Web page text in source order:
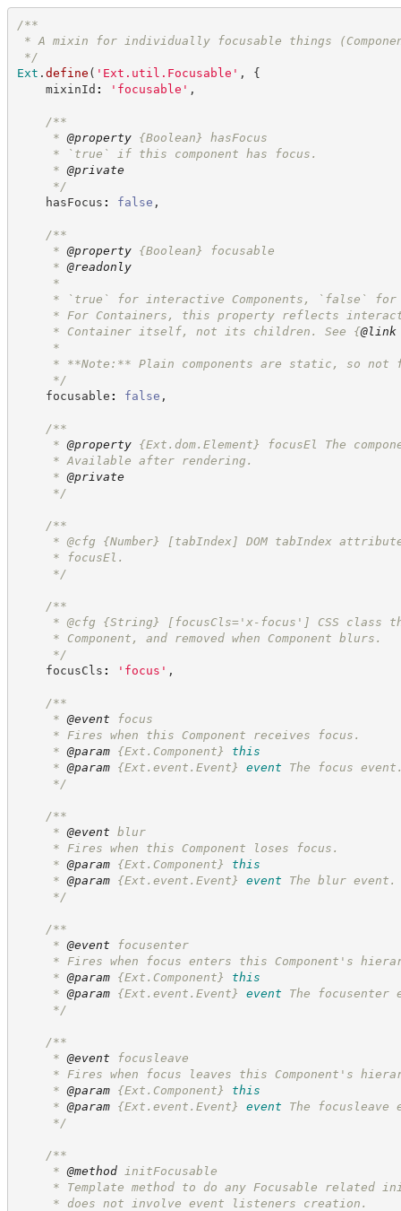
/**
* A mixin for individually focusable things
*/
Ext . define ( ' Ext.util.Focusable ' ,
{
mixinId : ' focusable ' ,
/**
* @property {Boolean}
hasFocus
* `true` if this component has focus.
* @private
*/
hasFocus : false ,
/**
* @property {Boolean}
focusable
* @readonly
*
* `true` for interactive Components, `false` for
* For Containers, this property reflects
* Container itself, not its children. See {@link
*
* **Note:** Plain components are static, so not
*/
focusable : false ,
/**
* @property {Ext.dom.Element}
focusEl The
* Available after rendering.
* @private
*/
/**
* @cfg {Number}
[tabIndex] DOM tabIndex
* focusEl.
*/
/**
* @cfg {String}
[focusCls='x-focus'] CSS class
* Component, and removed when Component blurs.
*/
focusCls : ' focus ' ,
/**
* @event focus
* Fires when this Component receives focus.
* @param {Ext.Component}
this
* @param {Ext.event.Event} event
The focus
*/
/**
* @event blur
* Fires when this Component loses focus.
* @param {Ext.Component}
this
* @param {Ext.event.Event} event
The blur event.
*/
/**
* @event focusenter
* Fires when focus enters this Component's
* @param {Ext.Component}
this
* @param {Ext.event.Event} event
The focusenter
*/
/**
* @event focusleave
* Fires when focus leaves this Component's
* @param {Ext.Component}
this
* @param {Ext.event.Event} event
The focusleave
*/
/**
* @method initFocusable
* Template method to do any Focusable related
* does not involve event listeners creation.